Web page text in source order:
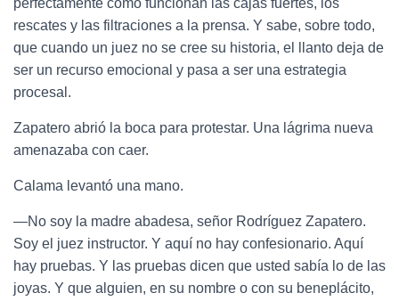
perfectamente cómo funcionan las cajas fuertes, los
rescates y las filtraciones a la prensa. Y sabe, sobre todo,
que cuando un juez no se cree su historia, el llanto deja de
ser un recurso emocional y pasa a ser una estrategia
procesal.
Zapatero abrió la boca para protestar. Una lágrima nueva
amenazaba con caer.
Calama levantó una mano.
—No soy la madre abadesa, señor Rodríguez Zapatero.
Soy el juez instructor. Y aquí no hay confesionario. Aquí
hay pruebas. Y las pruebas dicen que usted sabía lo de las
joyas. Y que alguien, en su nombre o con su beneplácito,